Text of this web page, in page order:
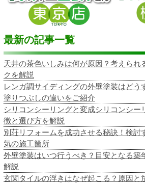
最新の記事一覧
天井の茶色いしみは何が原因？考えられ
クを解説
レンガ調サイディングの外壁塗装はどう
塗りつぶしの違いをご紹介
シリコンシーリングと変成シリコンシー
徴と選び方を解説
別荘リフォームを成功させる秘訣！検討
気の施工箇所
外壁塗装はいつ行うべき？目安となる築
解説
玄関タイルの浮きはなぜ起こる？原因と